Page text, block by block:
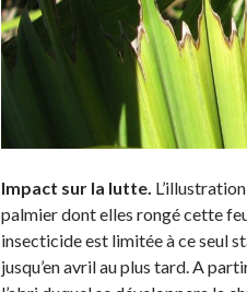
Impact sur la lutte.
palmier dont elles rongé cette
insecticide est limitée à ce seul
jusqu’en avril au plus tard. A